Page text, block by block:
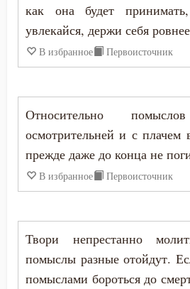
Самомнение
Самоубийство
Святость
Священное Писание
Скорбь
Слезы
Феофил Антиохийский
Феофилакт Болгарский
Филарет Московский
как она будет
увлекайся, держи себя
В избранное Первоисточник
Относительно
осмотрительней и с плачем
прежде даже до конца не
В избранное Первоисточник
Твори непрестанно
помыслы разные отойдут.
помыслами бороться до